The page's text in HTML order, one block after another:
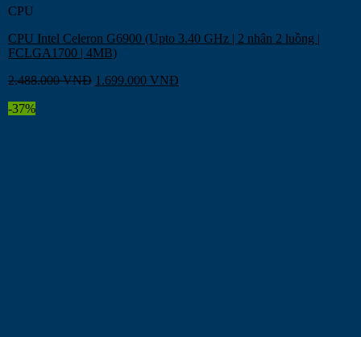
CPU
CPU Intel Celeron G6900 (Upto 3.40 GHz | 2 nhân 2 luồng |
FCLGA1700 | 4MB)
2.488.000VNĐ 1.699.000 VNĐ
-37%